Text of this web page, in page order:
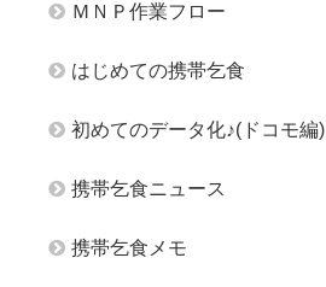
ＭＮＰ作業フロー
はじめての携帯乞食
初めてのデータ化♪(ドコモ編)
携帯乞食ニュース
携帯乞食メモ